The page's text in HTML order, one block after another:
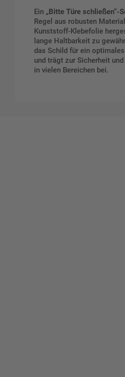
Ein „Bitte Türe schließen“-
Regel aus robusten
Kunststoff-Klebefolie
lange Haltbarkeit zu
das Schild für ein
und trägt zur Sicherheit
in vielen Bereichen bei.